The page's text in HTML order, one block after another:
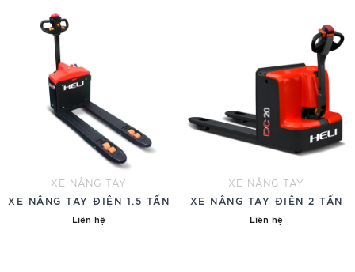
XE NÂNG TAY
XE NÂNG TAY ĐIỆN 1.5 TẤN
Liên hệ
XE NÂNG TAY
XE NÂNG TAY ĐIỆN 2 TẤN
Liên hệ